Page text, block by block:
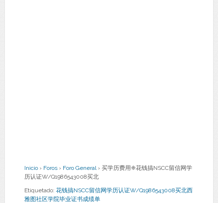
Inicio › Foros › Foro General › 买学历费用❈花钱搞NSCC留信网学
历认证W/Q1986543008买北
Etiquetado: 花钱搞NSCC留信网学历认证W/Q1986543008买北西
雅图社区学院毕业证书成绩单